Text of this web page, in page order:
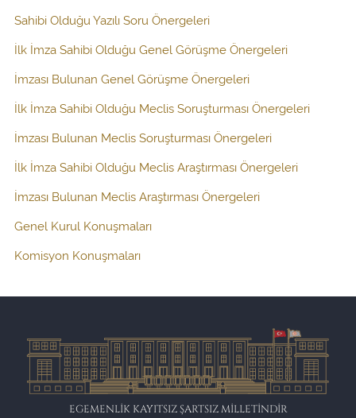
Sahibi Olduğu Yazılı Soru Önergeleri
İlk İmza Sahibi Olduğu Genel Görüşme Önergeleri
İmzası Bulunan Genel Görüşme Önergeleri
İlk İmza Sahibi Olduğu Meclis Soruşturması Önergeleri
İmzası Bulunan Meclis Soruşturması Önergeleri
İlk İmza Sahibi Olduğu Meclis Araştırması Önergeleri
İmzası Bulunan Meclis Araştırması Önergeleri
Genel Kurul Konuşmaları
Komisyon Konuşmaları
EGEMENLİK KAYITSIZ ŞARTSIZ MİLLETİNDİR